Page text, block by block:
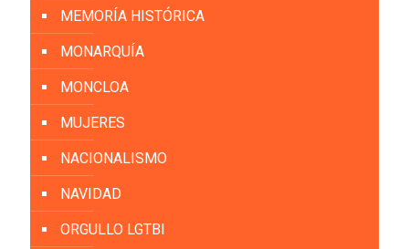
MEMORÍA HISTÓRICA
MONARQUÍA
MONCLOA
MUJERES
NACIONALISMO
NAVIDAD
ORGULLO LGTBI